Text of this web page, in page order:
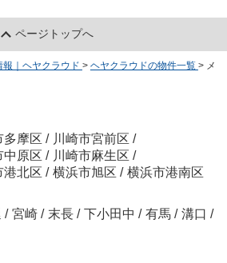
ページトップへ
｜ヘヤクラウド > ヘヤクラウドの物件一覧 > メ
多摩区 / 川崎市宮前区 /
中原区 / 川崎市麻生区 /
港北区 / 横浜市旭区 / 横浜市港南区
/ 宮崎 / 末長 / 下小田中 / 有馬 / 溝口 /